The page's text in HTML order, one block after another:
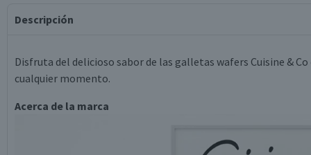
Descripción
Disfruta del delicioso sabor de las galletas wafers Cuisine &
cualquier momento.
Acerca de la marca